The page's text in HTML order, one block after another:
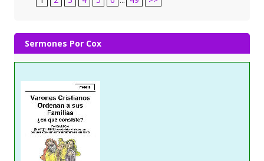
Sermones Por Cox